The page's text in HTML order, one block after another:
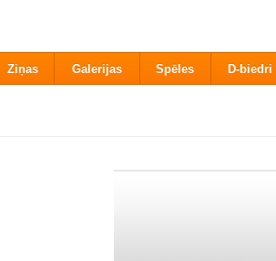
Ziņas Galerijas Spēles D-biedri